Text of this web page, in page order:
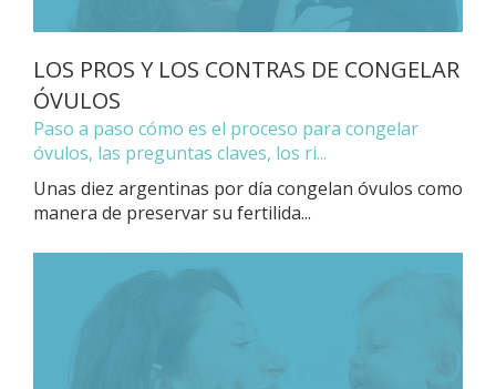
LOS PROS Y LOS CONTRAS DE CONGELAR
ÓVULOS
Paso a paso cómo es el proceso para congelar
óvulos, las preguntas claves, los ri...
Unas diez argentinas por día congelan óvulos como
manera de preservar su fertilida...